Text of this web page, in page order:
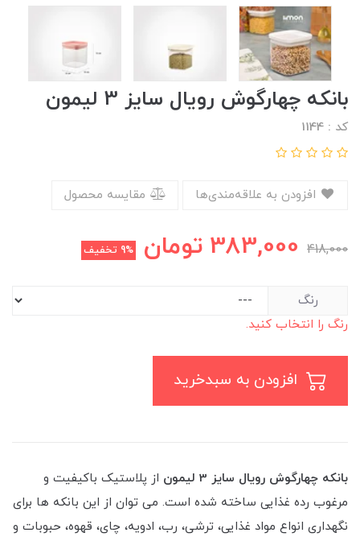
بانکه چهارگوش رویال سایز 3 لیمون
کد : 1144
مقایسه محصول
418,000
383,000 تومان 9% تخفیف
رنگ
رنگ را انتخاب کنید.
بانکه چهارگوش رویال سایز 3 لیمون
از پلاستیک باکیفیت و
مرغوب رده غذایی ساخته شده است. می توان از این بانکه ها برای
نگهداری انواع مواد غذایی، ترشی، رب، ادویه، چای، قهوه، حبوبات و